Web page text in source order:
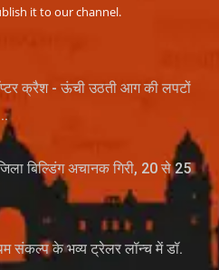
it to our channel.
क्रैश - ऊंची उठती आग की लपटों
बिल्डिंग अचानक गिरी, 20 से 25
संकल्प के भव्य ट्रेलर लॉन्च में डॉ.